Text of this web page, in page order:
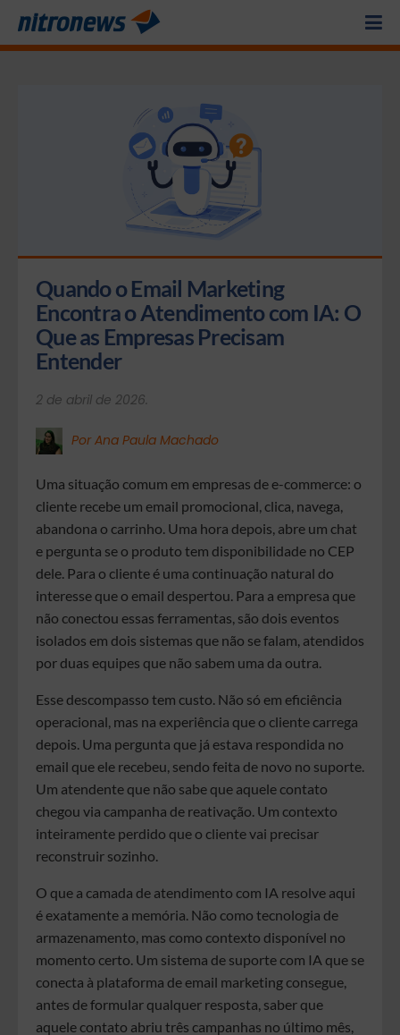
Quando o Email Marketing
Encontra o Atendimento com IA: O
Que as Empresas Precisam
Entender
2 de abril de 2026.
Por Ana Paula Machado
Uma situação comum em empresas de e-commerce: o
cliente recebe um email promocional, clica, navega,
abandona o carrinho. Uma hora depois, abre um chat
e pergunta se o produto tem disponibilidade no CEP
dele. Para o cliente é uma continuação natural do
interesse que o email despertou. Para a empresa que
não conectou essas ferramentas, são dois eventos
isolados em dois sistemas que não se falam, atendidos
por duas equipes que não sabem uma da outra.
Esse descompasso tem custo. Não só em eficiência
operacional, mas na experiência que o cliente carrega
depois. Uma pergunta que já estava respondida no
email que ele recebeu, sendo feita de novo no suporte.
Um atendente que não sabe que aquele contato
chegou via campanha de reativação. Um contexto
inteiramente perdido que o cliente vai precisar
reconstruir sozinho.
O que a camada de atendimento com IA resolve aqui
é exatamente a memória. Não como tecnologia de
armazenamento, mas como contexto disponível no
momento certo. Um sistema de suporte com IA que se
conecta à plataforma de email marketing consegue,
antes de formular qualquer resposta, saber que
aquele contato abriu três campanhas no último mês,